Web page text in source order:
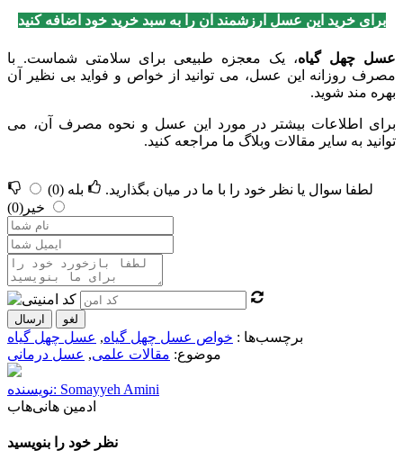
برای خرید این عسل ارزشمند آن را به سبد خرید خود اضافه کنید
عسل چهل گیاه، یک معجزه طبیعی برای سلامتی شماست. با
مصرف روزانه این عسل، می توانید از خواص و فواید بی نظیر آن
بهره مند شوید.
برای اطلاعات بیشتر در مورد این عسل و نحوه مصرف آن، می
توانید به سایر مقالات وبلاگ ما مراجعه کنید.
لطفا سوال یا نظر خود را با ما در میان بگذارید. بله (0)
خیر (0)
ارسال لغو
برچسب‌ها : خواص عسل چهل گیاه, عسل چهل گیاه
موضوع: مقالات علمی, عسل درمانی
نویسنده: Somayyeh Amini
ادمین هانی‌هاب
نظر خود را بنویسید